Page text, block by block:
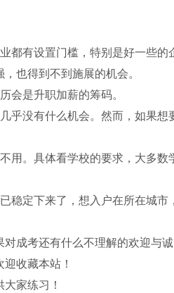
都有设置门槛，特别是好一些的
也得到不到施展的机会。
会是升职加薪的筹码。
乎没有什么机会。然而，如果想
用。具体看学校的要求，大多数
稳定下来了，想入户在所在城市
对成考还有什么不理解的欢迎与
收藏本站！
家练习！